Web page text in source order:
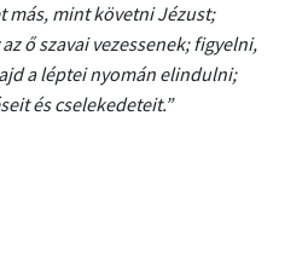
más, mint követni Jézust;
ő szavai vezessenek; figyelni,
a léptei nyomán elindulni;
és cselekedeteit.”